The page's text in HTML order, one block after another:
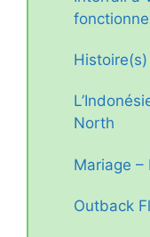
North
Mariage –
Outback